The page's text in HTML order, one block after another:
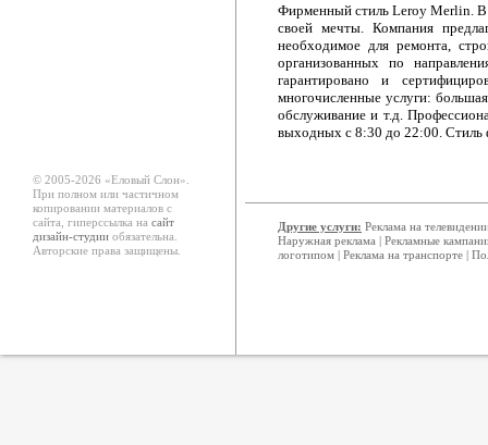
Фирменный стиль Leroy Merlin. В
своей мечты. Компания
необходимое для ремонта,
организованных по
гарантировано и
многочисленные услуги:
обслуживание и т.д.
выходных с 8:30 до 22:00. Стиль
© 2005-2026 «Еловый Cлон».
При полном или частичном
копировании материалов с
сайта, гиперссылка на сайт
дизайн-студии обязательна.
Авторские права защищены.
Другие услуги: Реклама на
Наружная реклама | Рекламные
логотипом | Реклама на транспорте |